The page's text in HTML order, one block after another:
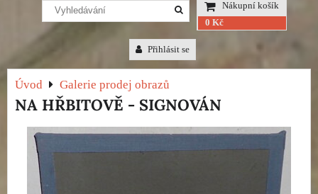
Nákupní košík
0 Kč
Přihlásit se
Úvod Galerie prodej obrazů
NA HŘBITOVĚ - SIGNOVÁN